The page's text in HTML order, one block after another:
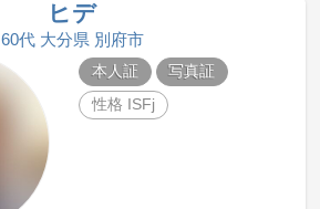
ヒデ
60代 大分県 別府市
本人証
写真証
性格 ISFj